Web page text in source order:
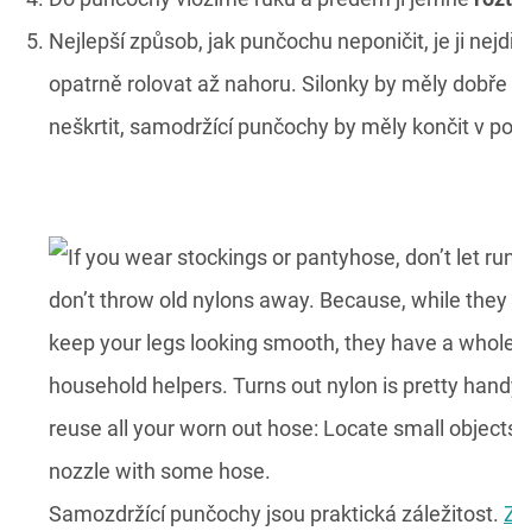
Nejlepší způsob, jak punčochu neponičit, je ji
opatrně rolovat až nahoru. Silonky by měly
neškrtit, samodržící punčochy by měly končit v
Samozdržící punčochy jsou praktická záležitost.